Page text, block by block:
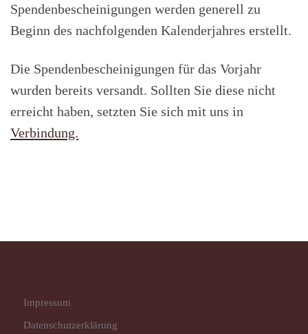
Spendenbescheinigungen werden generell zu
Beginn des nachfolgenden Kalenderjahres erstellt.
Die Spendenbescheinigungen für das Vorjahr
wurden bereits versandt. Sollten Sie diese nicht
erreicht haben, setzten Sie sich mit uns in
Verbindung.
Impressum
Datenschutz­erklärung